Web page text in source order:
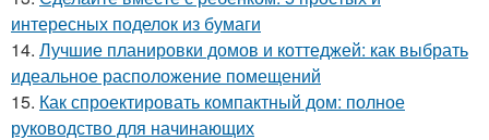
интересных поделок из бумаги
14. Лучшие планировки домов и коттеджей: как выбрать
идеальное расположение помещений
15. Как спроектировать компактный дом: полное
руководство для начинающих